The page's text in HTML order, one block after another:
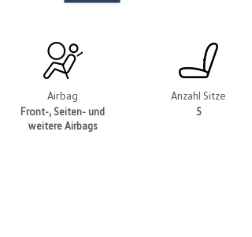
Airbag
Front-, Seiten- und
weitere Airbags
Anzahl Sitze
5